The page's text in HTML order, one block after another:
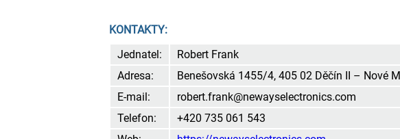
KONTAKTY:
Jednatel:
Robert Frank
Adresa:
Benešovská 1455/4, 405 02 Děčín II – Nové
E-mail:
robert.frank@newayselectronics.com
Telefon:
+420 735 061 543